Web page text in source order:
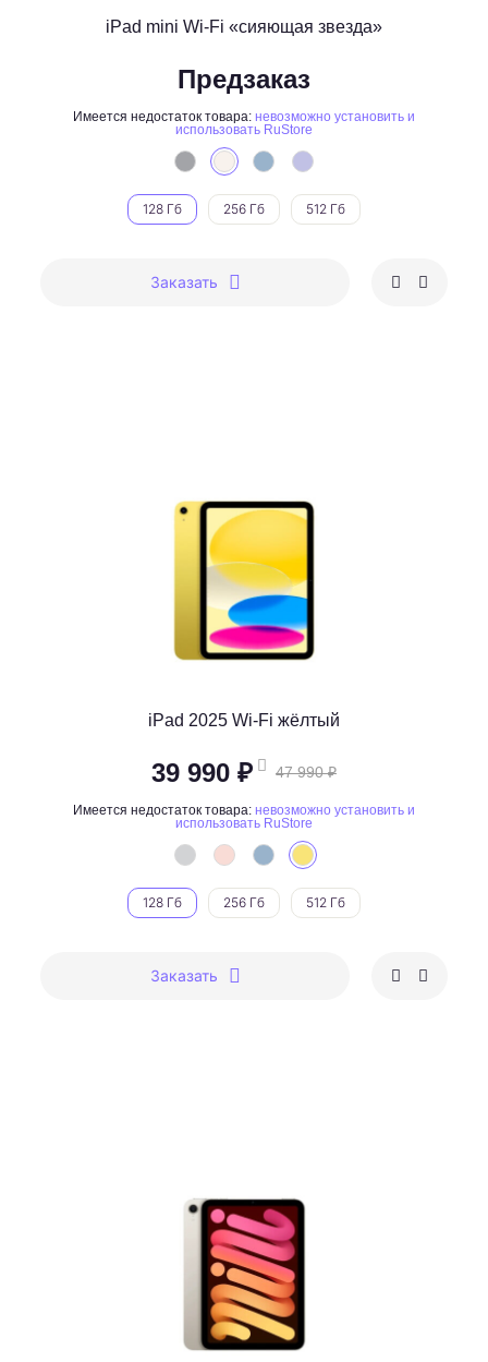
iPad mini Wi-Fi «сияющая звезда»
Предзаказ
Имеется недостаток товара: невозможно установить и
использовать RuStore
128 Гб 256 Гб 512 Гб
Заказать
iPad 2025 Wi-Fi жёлтый
39 990 ₽ 47 990 ₽
Имеется недостаток товара: невозможно установить и
использовать RuStore
128 Гб 256 Гб 512 Гб
Заказать